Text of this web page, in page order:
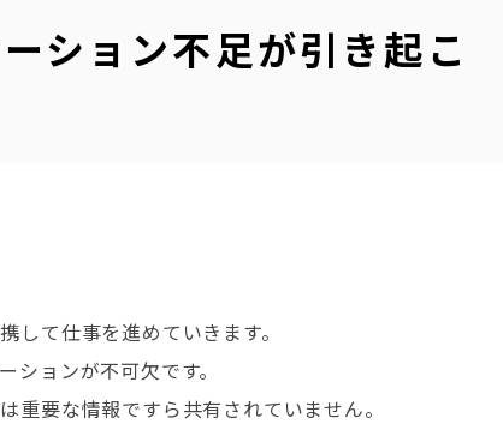
ション不足が引き起こ
して仕事を進めていきます。
ションが不可欠です。
重要な情報ですら共有されていません。